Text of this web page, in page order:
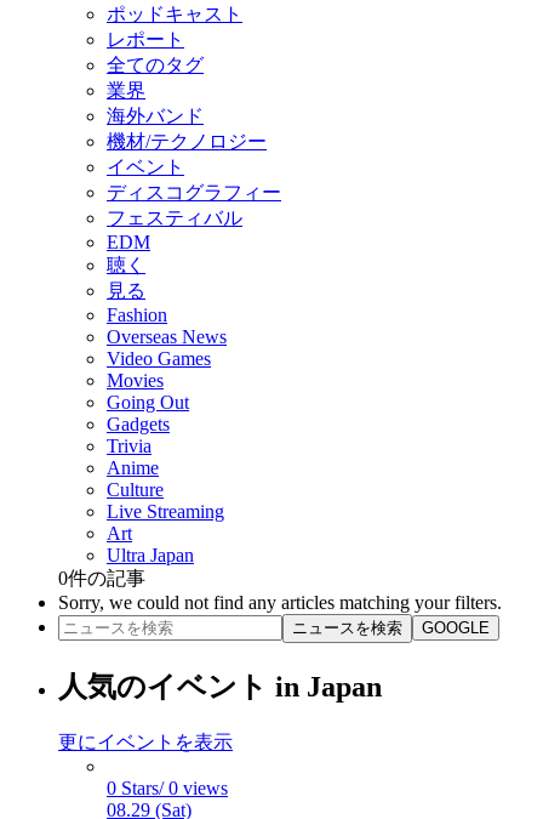
ポッドキャスト
レポート
全てのタグ
業界
海外バンド
機材/テクノロジー
イベント
ディスコグラフィー
フェスティバル
EDM
聴く
見る
Fashion
Overseas News
Video Games
Movies
Going Out
Gadgets
Trivia
Anime
Culture
Live Streaming
Art
Ultra Japan
0件の記事
Sorry, we could not find any articles matching your filters.
ニュースを検索 GOOGLE
人気のイベント in Japan
更にイベントを表示
0 Stars/ 0 views
08.29 (Sat)